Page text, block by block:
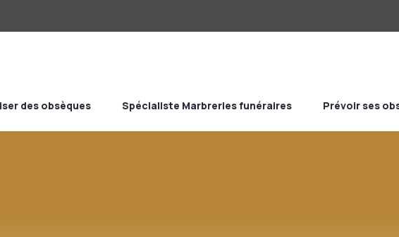
des obsèques Spécialiste Marbreries funéraires Prévoir ses